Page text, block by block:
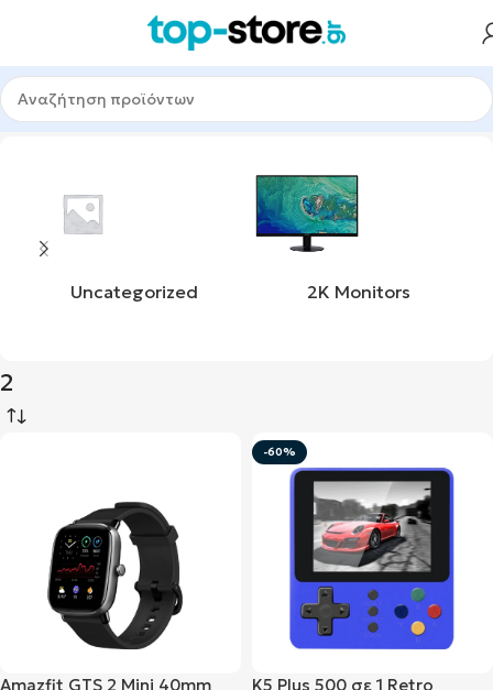
Αρχική σελίδα Προϊόν rating_count 2
Uncategorized 2K Monitors
2
Amazfit GTS 2 Mini 40mm
-60%
K5 Plus 500 σε 1 Retro